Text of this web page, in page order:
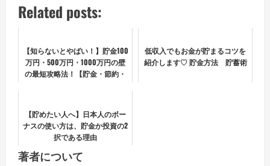
Related posts:
【知らないとやばい！】貯金100
万円・500万円・1000万円の壁
の最短攻略法！【貯金・節約・
低収入でもお金が貯まるコツを
紹介します♡ 貯金方法 貯蓄術
【貯めたい人へ】日本人のボー
ナスの使い方は、貯金か投資の2
択である理由
著者について